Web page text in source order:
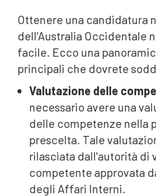
Ottenere una candidatura
dell'Australia Occidentale
facile. Ecco una
principali che dovrete
Valutazione delle
necessario avere una
delle competenze nella
prescelta. Tale
rilasciata dall'autorità di
competente approvata
degli Affari Interni.